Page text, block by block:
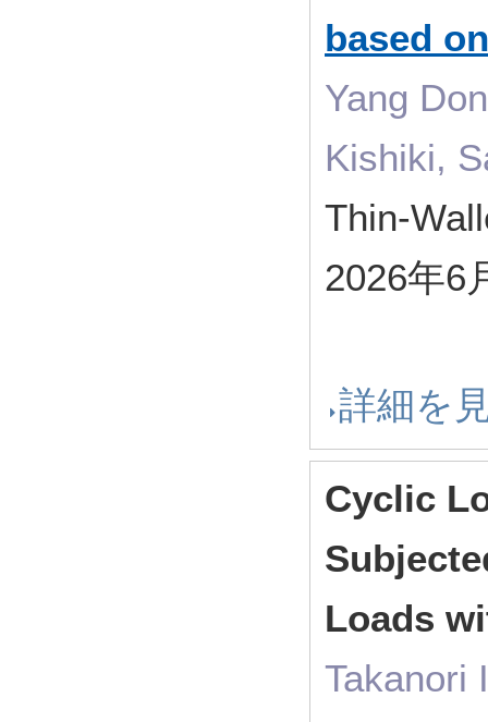
based
Yang
Kishiki,
Thin-
2026年6
詳細を
Cyclic
Loads
Takanori